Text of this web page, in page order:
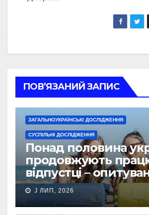
ПОВ’ЯЗАНИЙ ЗАПИС
ЗАГАЛЬНОУКРАЇНСЬКІ ДОСЛІДЖЕННЯ
СУСПІЛЬНІ ДОСЛІДЖЕННЯ
Понад половина
продовжують
відпустці –
J ЛИП, 2026